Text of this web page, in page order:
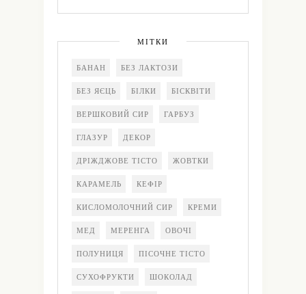
МІТКИ
БАНАН БЕЗ ЛАКТОЗИ
БЕЗ ЯЄЦЬ БІЛКИ БІСКВІТИ
ВЕРШКОВИЙ СИР ГАРБУЗ
ГЛАЗУР ДЕКОР
ДРІЖДЖОВЕ ТІСТО ЖОВТКИ
КАРАМЕЛЬ КЕФІР
КИСЛОМОЛОЧНИЙ СИР КРЕМИ
МЕД МЕРЕНГА ОВОЧІ
ПОЛУНИЦЯ ПІСОЧНЕ ТІСТО
СУХОФРУКТИ ШОКОЛАД